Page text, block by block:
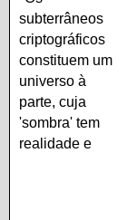
subterrâneos
criptográficos
constituem um
universo à
parte, cuja
'sombra' tem
realidade e